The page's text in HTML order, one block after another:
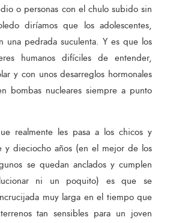
o personas con el chulo subido sin
diríamos que los adolescentes,
una pedrada suculenta. Y es que los
humanos difíciles de entender,
y con unos desarreglos hormonales
bombas nucleares siempre a punto
realmente les pasa a los chicos y
y dieciocho años (en el mejor de los
se quedan anclados y cumplen
ni un poquito) es que se
muy larga en el tiempo que
tan sensibles para un joven